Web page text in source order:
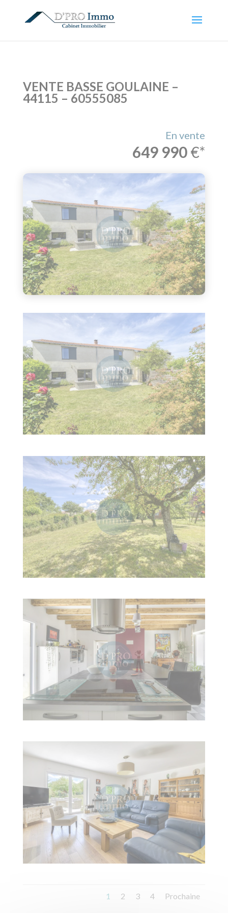
VENTE BASSE GOULAINE –
44115 – 60555085
En vente
649 990€*
1 2 3 4 Prochaine